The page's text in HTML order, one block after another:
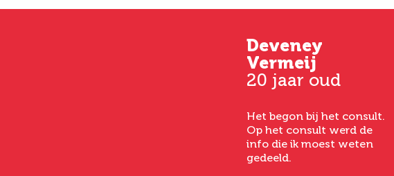
Deveney
Vermeij
20 jaar oud
Het begon bij het consult.
Op het consult werd de
info die ik moest weten
gedeeld.